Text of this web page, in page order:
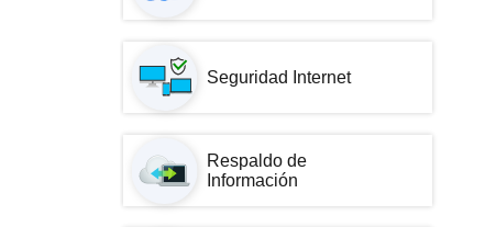
Seguridad Internet
Respaldo de
Información